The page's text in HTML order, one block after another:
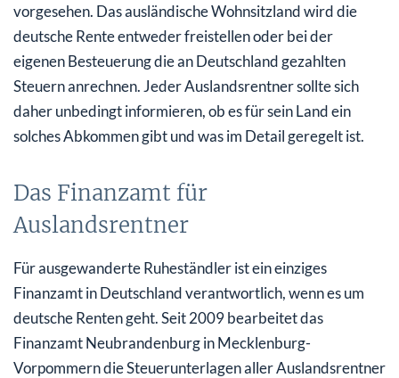
vorgesehen. Das ausländische Wohnsitzland wird die
deutsche Rente entweder freistellen oder bei der
eigenen Besteuerung die an Deutschland gezahlten
Steuern anrechnen. Jeder Auslandsrentner sollte sich
daher unbedingt informieren, ob es für sein Land ein
solches Abkommen gibt und was im Detail geregelt ist.
Das Finanzamt für
Auslandsrentner
Für ausgewanderte Ruheständler ist ein einziges
Finanzamt in Deutschland verantwortlich, wenn es um
deutsche Renten geht. Seit 2009 bearbeitet das
Finanzamt Neubrandenburg in Mecklenburg-
Vorpommern die Steuerunterlagen aller Auslandsrentner